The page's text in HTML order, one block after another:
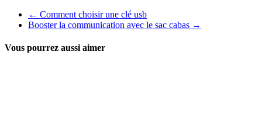
← Comment choisir une clé usb
Booster la communication avec le sac cabas →
Vous pourrez aussi aimer